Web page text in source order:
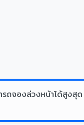
รถจองล่วงหน้าได้สูงสุด